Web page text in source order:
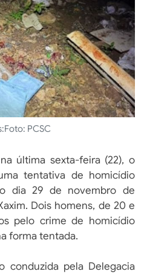
Foto: PCSC
última sexta-feira (22), o
tentativa de homicídio
dia 29 de novembro de
Dois homens, de 20 e
pelo crime de homicídio
forma tentada.
conduzida pela Delegacia